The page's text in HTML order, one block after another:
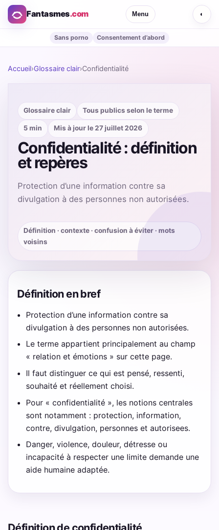
Fantasmes.com Menu ◐
Sans porno Consentement d’abord
Accueil›Glossaire clair›Confidentialité
Glossaire clair Tous publics selon le terme
5 min Mis à jour le 27 juillet 2026
Confidentialité : définition
et repères
Protection d’une information contre sa
divulgation à des personnes non autorisées.
Définition · contexte · confusion à éviter · mots
voisins
Définition en bref
Protection d’une information contre sa
divulgation à des personnes non autorisées.
Le terme appartient principalement au champ
« relation et émotions » sur cette page.
Il faut distinguer ce qui est pensé, ressenti,
souhaité et réellement choisi.
Pour « confidentialité », les notions centrales
sont notamment : protection, information,
contre, divulgation, personnes et autorisees.
Danger, violence, douleur, détresse ou
incapacité à respecter une limite demande une
aide humaine adaptée.